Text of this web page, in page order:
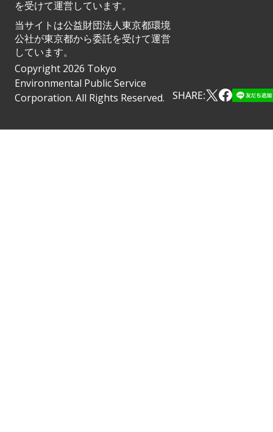
を受けて運営しています。
当サイトは公益財団法人東京都環境
公社が東京都から委託を受けて運営
しています。
Copyright 2026 Tokyo
Environmental Public Service
Corporation. All Rights Reserved.
SHARE: